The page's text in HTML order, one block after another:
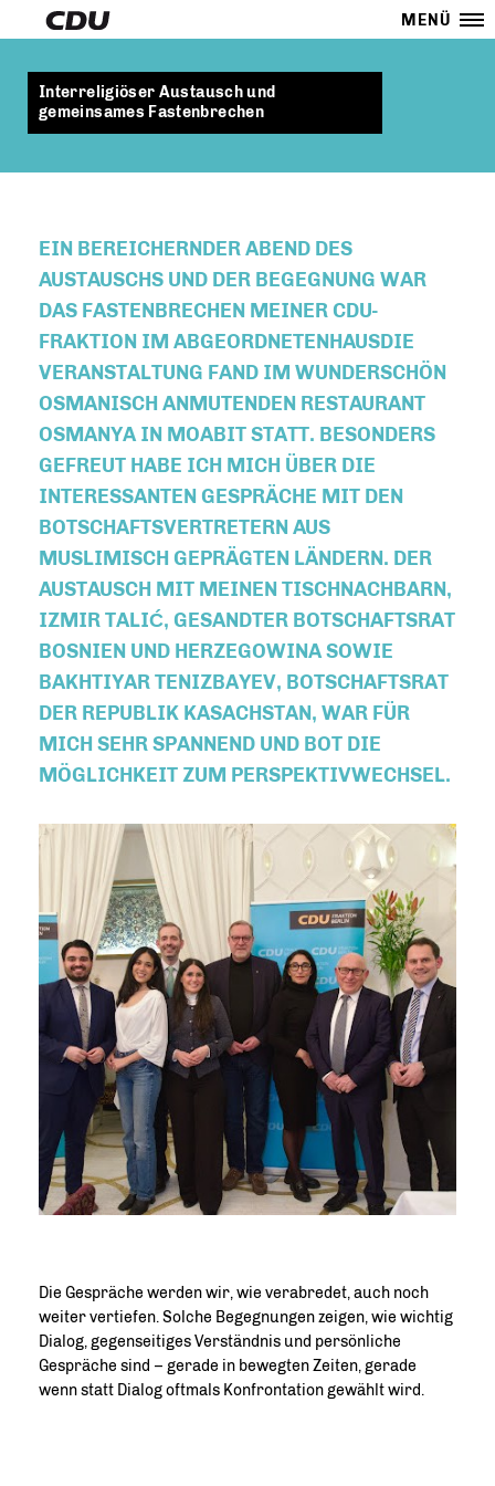
MENÜ
Interreligiöser Austausch und
gemeinsames Fastenbrechen
EIN BEREICHERNDER ABEND DES
AUSTAUSCHS UND DER BEGEGNUNG WAR
DAS FASTENBRECHEN MEINER CDU-
FRAKTION IM ABGEORDNETENHAUSDIE
VERANSTALTUNG FAND IM WUNDERSCHÖN
OSMANISCH ANMUTENDEN RESTAURANT
OSMANYA IN MOABIT STATT. BESONDERS
GEFREUT HABE ICH MICH ÜBER DIE
INTERESSANTEN GESPRÄCHE MIT DEN
BOTSCHAFTSVERTRETERN AUS
MUSLIMISCH GEPRÄGTEN LÄNDERN. DER
AUSTAUSCH MIT MEINEN TISCHNACHBARN,
IZMIR TALIĆ, GESANDTER BOTSCHAFTSRAT
BOSNIEN UND HERZEGOWINA SOWIE
BAKHTIYAR TENIZBAYEV, BOTSCHAFTSRAT
DER REPUBLIK KASACHSTAN, WAR FÜR
MICH SEHR SPANNEND UND BOT DIE
MÖGLICHKEIT ZUM PERSPEKTIVWECHSEL.
Die Gespräche werden wir, wie verabredet, auch noch
weiter vertiefen. Solche Begegnungen zeigen, wie wichtig
Dialog, gegenseitiges Verständnis und persönliche
Gespräche sind – gerade in bewegten Zeiten, gerade
wenn statt Dialog oftmals Konfrontation gewählt wird.